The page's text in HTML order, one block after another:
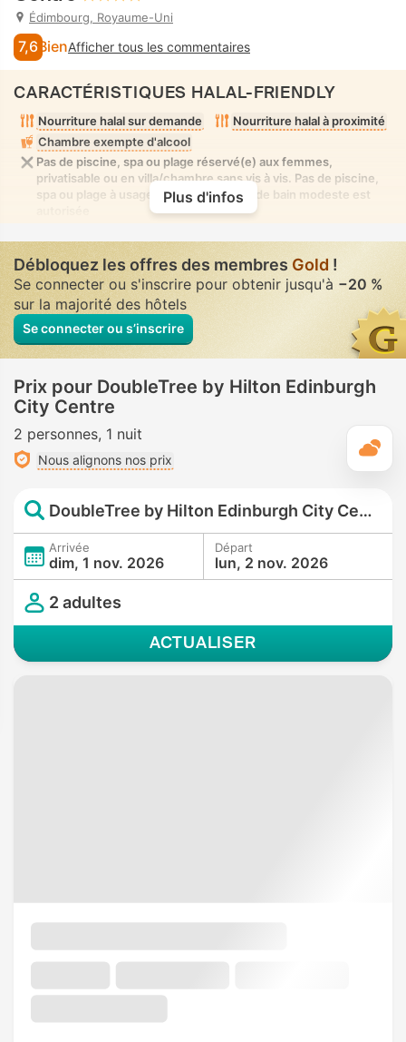
Édimbourg, Royaume-Uni
7,6 BienAfficher tous les commentaires
CARACTÉRISTIQUES HALAL-FRIENDLY
Nourriture halal sur demande
Nourriture halal à proximité
Chambre exempte d'alcool
Pas de piscine, spa ou plage réservé(e) aux femmes,
privatisable ou en villa/chambre sans vis à vis. Pas de piscine,
spa ou plage à usage mixte où la tenue de bain modeste est
Plus d'infos
Débloquez les offres des membres Gold !
Se connecter ou s'inscrire pour obtenir jusqu'à −20 %
sur la majorité des hôtels
Se connecter ou s’inscrire
Prix pour DoubleTree by Hilton Edinburgh
City Centre
2 personnes 1 nuit
Nous alignons nos prix
DoubleTree by Hilton Edinburgh City Centre
Arrivée
dim, 1 nov. 2026
Départ
lun, 2 nov. 2026
2 adultes
ACTUALISER